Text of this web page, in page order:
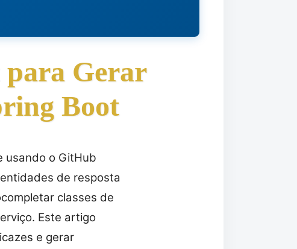
Gerar
Boot
usando o GitHub
de resposta
classes de
Este artigo
e gerar